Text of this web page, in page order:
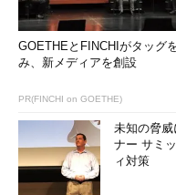
GOETHEとFINCHIがタッグ
み、新メディアを創設
PR(FINCHI on GOETHE)
未知の脅
ナー サミ
ィ対策